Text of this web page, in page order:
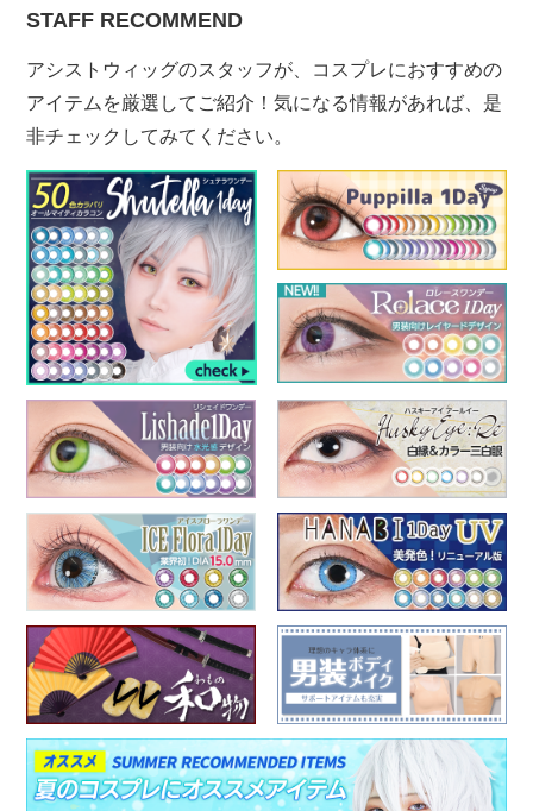
STAFF RECOMMEND
アシストウィッグのスタッフが、コスプレにおすすめの
アイテムを厳選してご紹介！気になる情報があれば、是
非チェックしてみてください。